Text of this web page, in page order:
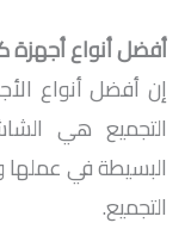
أفضل أنواع أجهزة
إن أفضل أنواع
التجميع هي
البسيطة في عملها
التجميع.